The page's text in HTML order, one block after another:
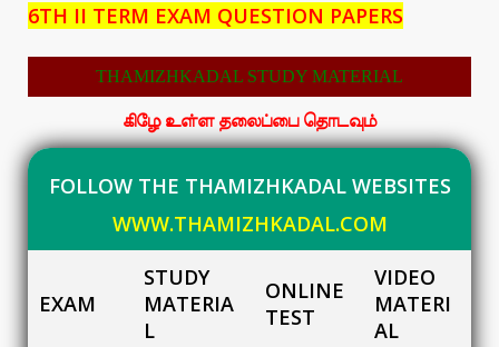
6TH II TERM EXAM QUESTION PAPERS
THAMIZHKADAL STUDY MATERIAL
கிழே உள்ள தலைப்பை தொடவும்
FOLLOW THE THAMIZHKADAL WEBSITES
WWW.THAMIZHKADAL.COM
EXAM
STUDY
MATERIA
L
ONLINE
TEST
VIDEO
MATERI
AL